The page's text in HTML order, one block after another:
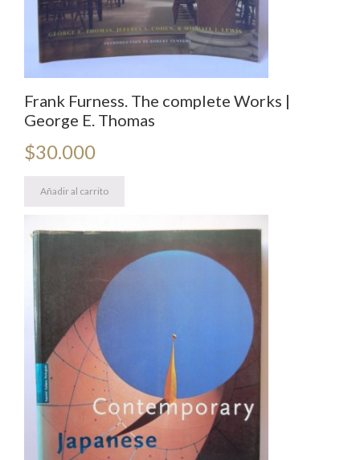
4
de
Diciembre
1964
Frank Furness. The complete Works |
George E. Thomas
$30.000
Añadir al carrito